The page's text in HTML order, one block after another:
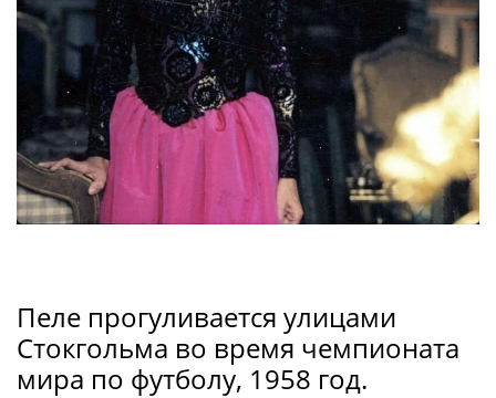
Пеле прогуливается улицами
Стокгольма во время чемпионата
мира по футболу, 1958 год.